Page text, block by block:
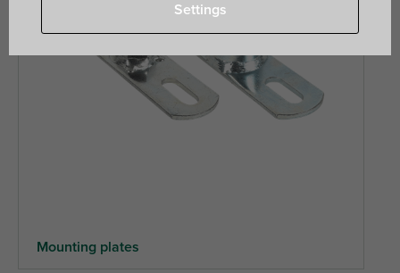
Mounting plates
Settings